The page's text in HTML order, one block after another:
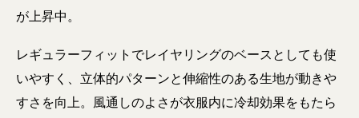
が上昇中。
レギュラーフィットでレイヤリングのベースとしても使
いやすく、立体的パターンと伸縮性のある生地が動きや
すさを向上。風通しのよさが衣服内に冷却効果をもたら